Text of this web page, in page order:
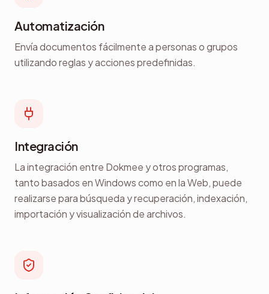
Automatización
Envía documentos fácilmente a personas o grupos
utilizando reglas y acciones predefinidas.
Integración
La integración entre Dokmee y otros programas,
tanto basados en Windows como en la Web, puede
realizarse para búsqueda y recuperación, indexación,
importación y visualización de archivos.